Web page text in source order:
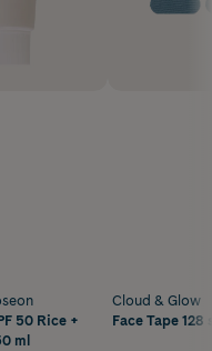
50 Rice +
ml
Cloud & Glow
Face Tape 128